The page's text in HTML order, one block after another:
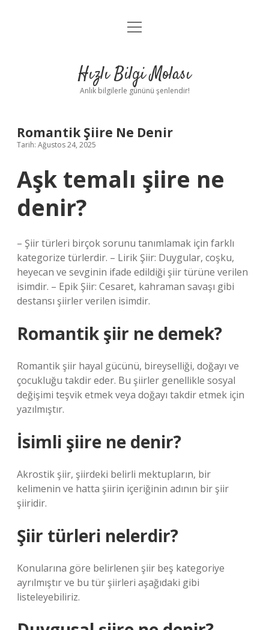
Anasayfa
Yasal Uyarı
menüyü
Hızlı Bilgi Molası
Anlık bilgilerle gününü şenlendir!
Romantik Şiire Ne Denir
Tarih: Ağustos 24, 2025
Aşk temalı şiire ne
denir?
– Şiir türleri birçok sorunu tanımlamak için farklı
kategorize türlerdir. – Lirik Şiir: Duygular, coşku,
heyecan ve sevginin ifade edildiği şiir türüne verilen
isimdir. – Epik Şiir: Cesaret, kahraman savaşı gibi
destansı şiirler verilen isimdir.
Romantik şiir ne demek?
Romantik şiir hayal gücünü, bireyselliği, doğayı ve
çocukluğu takdir eder. Bu şiirler genellikle sosyal
değişimi teşvik etmek veya doğayı takdir etmek için
yazılmıştır.
İsimli şiire ne denir?
Akrostik şiir, şiirdeki belirli mektupların, bir
kelimenin ve hatta şiirin içeriğinin adının bir şiir
şiiridir.
Şiir türleri nelerdir?
Konularına göre belirlenen şiir beş kategoriye
ayrılmıştır ve bu tür şiirleri aşağıdaki gibi
listeleyebiliriz.